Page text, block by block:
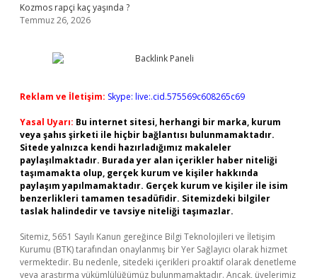
Kozmos rapçi kaç yaşında ?
Temmuz 26, 2026
Reklam ve İletişim: Skype: live:.cid.575569c608265c69
Yasal Uyarı: Bu internet sitesi, herhangi bir marka, kurum
veya şahıs şirketi ile hiçbir bağlantısı bulunmamaktadır.
Sitede yalnızca kendi hazırladığımız makaleler
paylaşılmaktadır. Burada yer alan içerikler haber niteliği
taşımamakta olup, gerçek kurum ve kişiler hakkında
paylaşım yapılmamaktadır. Gerçek kurum ve kişiler ile isim
benzerlikleri tamamen tesadüfidir. Sitemizdeki bilgiler
taslak halindedir ve tavsiye niteliği taşımazlar.
Sitemiz, 5651 Sayılı Kanun gereğince Bilgi Teknolojileri ve İletişim
Kurumu (BTK) tarafından onaylanmış bir Yer Sağlayıcı olarak hizmet
vermektedir. Bu nedenle, sitedeki içerikleri proaktif olarak denetleme
veya araştırma yükümlülüğümüz bulunmamaktadır. Ancak, üyelerimiz